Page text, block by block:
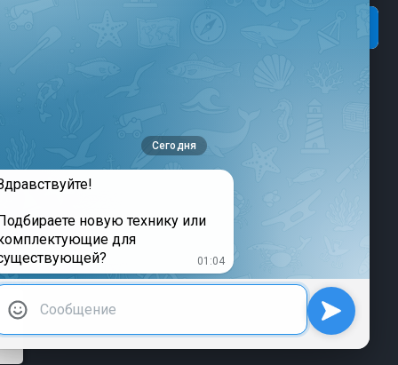
гонщиков, готовых к
для управления в сложных
быстрому реагированию на действия
Подписаться
Подписываясь на рассылку, Вы соглашаетесь c
условиями политики конфиденциальности и политики
обработки персональных данных